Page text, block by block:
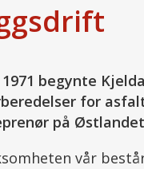
begynte
for
på
vår